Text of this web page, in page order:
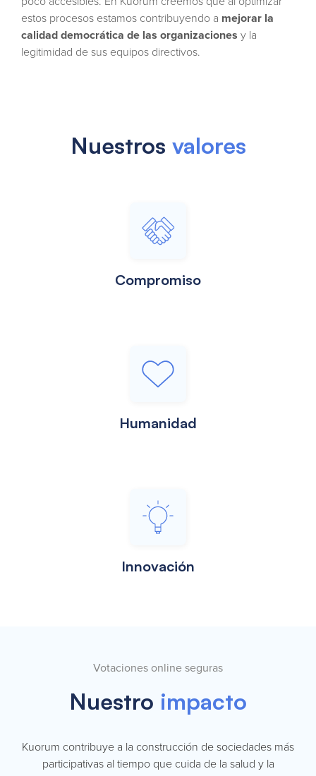
estos procesos estamos contribuyendo a mejorar la
calidad democrática de las organizaciones y la
legitimidad de sus equipos directivos.
Nuestros valores
Compromiso
Humanidad
Innovación
Votaciones online seguras
Nuestro impacto
Kuorum contribuye a la construcción de sociedades más
participativas al tiempo que cuida de la salud y la